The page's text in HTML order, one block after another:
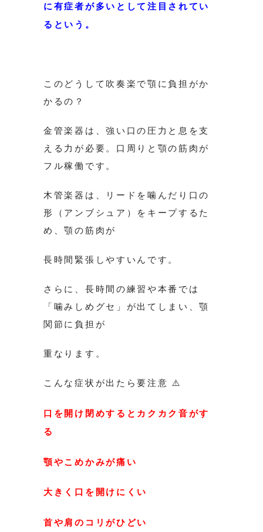
に有症者が多いとして注目されてい
るという。
このどうして吹奏楽で顎に負担がか
かるの？
金管楽器は、強い口の圧力と息を支
える力が必要。口周りと顎の筋肉が
フル稼働です。
木管楽器は、リードを噛んだり口の
形（アンブシュア）をキープするた
め、顎の筋肉が
長時間緊張しやすいんです。
さらに、長時間の練習や本番では
「噛みしめグセ」が出てしまい、顎
関節に負担が
重なります。
こんな症状が出たら要注意 ⚠️
口を開け閉めするとカクカク音がす
る
顎やこめかみが痛い
大きく口を開けにくい
首や肩のコリがひどい